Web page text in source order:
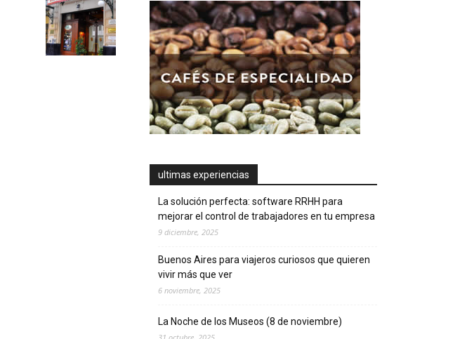
ultimas experiencias
La solución perfecta: software RRHH para
mejorar el control de trabajadores en tu empresa
9 diciembre, 2025
Buenos Aires para viajeros curiosos que quieren
vivir más que ver
6 noviembre, 2025
La Noche de los Museos (8 de noviembre)